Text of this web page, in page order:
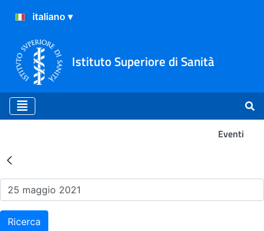
Istituto Superiore di Sanità
Eventi
Risultati della Ricerca -
Ricerca